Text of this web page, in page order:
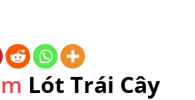
Lót Trái Cây